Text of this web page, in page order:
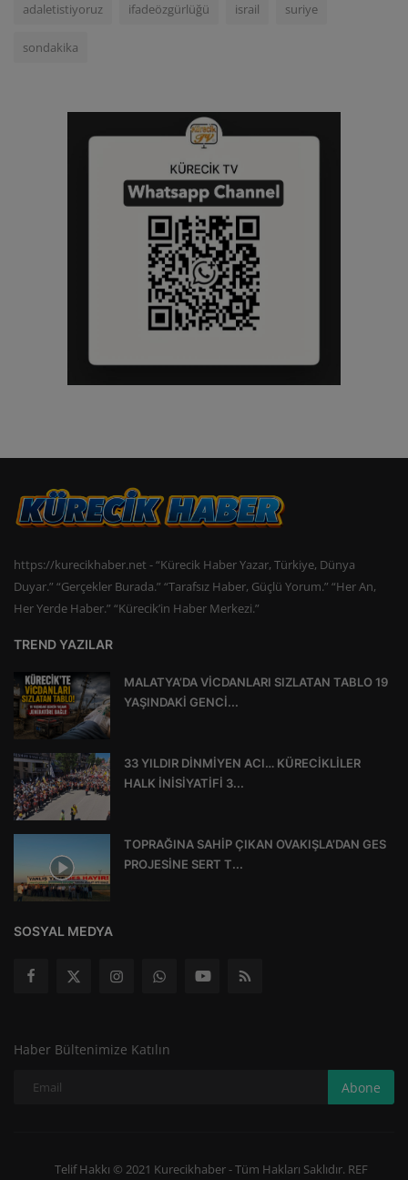
adaletistiyoruz ifadeözgürlüğü israil suriye
sondakika
https://kurecikhaber.net - “Kürecik Haber Yazar, Türkiye, Dünya
Duyar.” “Gerçekler Burada.” “Tarafsız Haber, Güçlü Yorum.” “Her An,
Her Yerde Haber.” “Kürecik’in Haber Merkezi.”
TREND YAZILAR
MALATYA’DA VİCDANLARI SIZLATAN TABLO 19
YAŞINDAKİ GENCİ...
33 YILDIR DİNMİYEN ACI… KÜRECİKLİLER
HALK İNİSİYATİFİ 3...
TOPRAĞINA SAHİP ÇIKAN OVAKIŞLA’DAN GES
PROJESİNE SERT T...
SOSYAL MEDYA
Haber Bültenimize Katılın
Abone
Telif Hakkı © 2021 Kurecikhaber - Tüm Hakları Saklıdır. REF